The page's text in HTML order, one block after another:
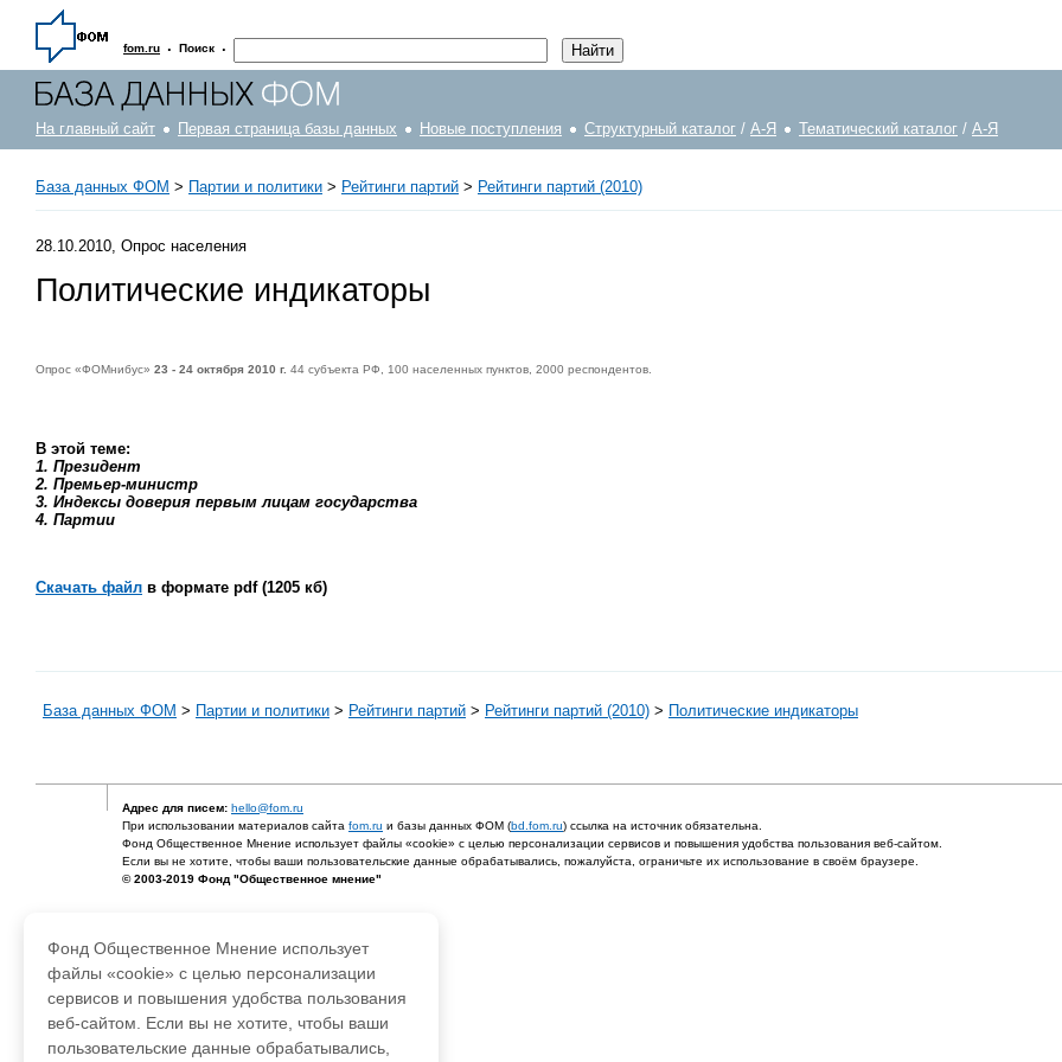
fom.ru · Поиск ·
На главный сайт Первая страница базы данных Новые поступления Структурный каталог / А-Я Тематический каталог / А-Я
База данных ФОМ > Партии и политики > Рейтинги партий > Рейтинги партий (2010)
28.10.2010, Опрос населения
Политические индикаторы
Опрос «ФОМнибус» 23 - 24 октября 2010 г. 44 субъекта РФ, 100 населенных пунктов, 2000 респондентов.
В этой теме:
1. Президент
2. Премьер-министр
3. Индексы доверия первым лицам государства
4. Партии
Скачать файл в формате pdf (1205 кб)
База данных ФОМ > Партии и политики > Рейтинги партий > Рейтинги партий (2010) > Политические индикаторы
Адрес для писем: hello@fom.ru
При использовании материалов сайта fom.ru и базы данных ФОМ (bd.fom.ru) ссылка на источник обязательна.
Фонд Общественное Мнение использует файлы «cookie» с целью персонализации сервисов и повышения удобства пользования веб-сайтом.
Если вы не хотите, чтобы ваши пользовательские данные обрабатывались, пожалуйста, ограничьте их использование в своём браузере.
© 2003-2019 Фонд "Общественное мнение"
Фонд Общественное Мнение использует
файлы «cookie» с целью персонализации
сервисов и повышения удобства пользования
веб-сайтом. Если вы не хотите, чтобы ваши
пользовательские данные обрабатывались,